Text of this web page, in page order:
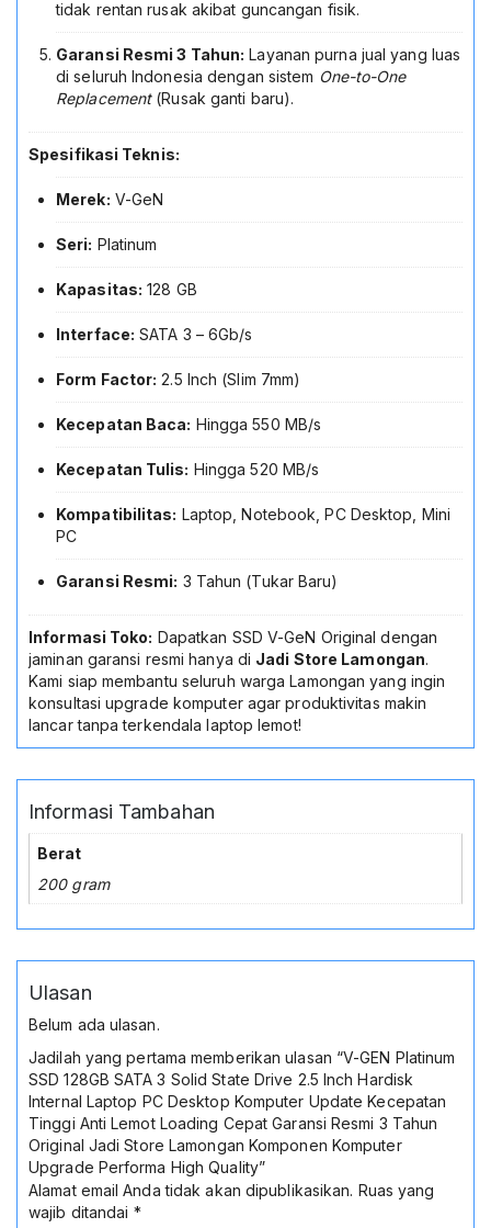
tidak rentan rusak akibat guncangan fisik.
Garansi Resmi 3 Tahun: Layanan purna jual yang luas
di seluruh Indonesia dengan sistem One-to-One
Replacement(Rusak ganti baru).
Spesifikasi Teknis:
Merek: V-GeN
Seri: Platinum
Kapasitas: 128 GB
Interface: SATA 3 – 6Gb/s
Form Factor: 2.5 Inch (Slim 7mm)
Kecepatan Baca: Hingga 550 MB/s
Kecepatan Tulis: Hingga 520 MB/s
Kompatibilitas: Laptop, Notebook, PC Desktop, Mini
PC
Garansi Resmi: 3 Tahun (Tukar Baru)
Informasi Toko: Dapatkan SSD V-GeN Original dengan
jaminan garansi resmi hanya di Jadi Store Lamongan.
Kami siap membantu seluruh warga Lamongan yang ingin
konsultasi upgrade komputer agar produktivitas makin
lancar tanpa terkendala laptop lemot!
Informasi Tambahan
Berat
200 gram
Ulasan
Belum ada ulasan.
Jadilah yang pertama memberikan ulasan “V-GEN Platinum
SSD 128GB SATA 3 Solid State Drive 2.5 Inch Hardisk
Internal Laptop PC Desktop Komputer Update Kecepatan
Tinggi Anti Lemot Loading Cepat Garansi Resmi 3 Tahun
Original Jadi Store Lamongan Komponen Komputer
Upgrade Performa High Quality”
Alamat email Anda tidak akan dipublikasikan. Ruas yang
wajib ditandai *